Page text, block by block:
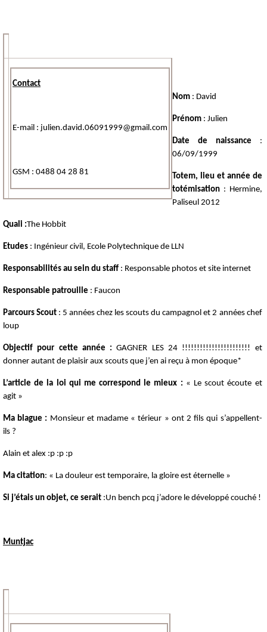
Contact
E-mail : julien.david.06091999@gmail.com
GSM : 0488 04 28 81
Nom : David
Prénom : Julien
Date de naissance :
06/09/1999
Totem, lieu et année de
totémisation : Hermine,
Paliseul 2012
Quali :The Hobbit
Etudes : Ingénieur civil, Ecole Polytechnique de LLN
Responsabilités au sein du staff : Responsable photos et site internet
Responsable patrouille : Faucon
Parcours Scout : 5 années chez les scouts du campagnol et 2 années chef
loup
Objectif pour cette année : GAGNER LES 24 !!!!!!!!!!!!!!!!!!!!!!! et
donner autant de plaisir aux scouts que j’en ai reçu à mon époque*
L’article de la loi qui me correspond le mieux : « Le scout écoute et
agit »
Ma blague : Monsieur et madame « térieur » ont 2 fils qui s’appellent-
ils ?
Alain et alex :p :p :p
Ma citation: « La douleur est temporaire, la gloire est éternelle »
Si j’étais un objet, ce serait :Un bench pcq j’adore le développé couché !
Muntjac